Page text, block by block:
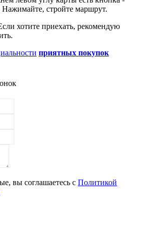
стройте маршрут.
хотите приехать, рекомендую
приятных покупок
вы соглашаетесь с Политикой